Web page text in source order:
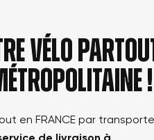
vélo
!
en FRANCE par
de livraison à